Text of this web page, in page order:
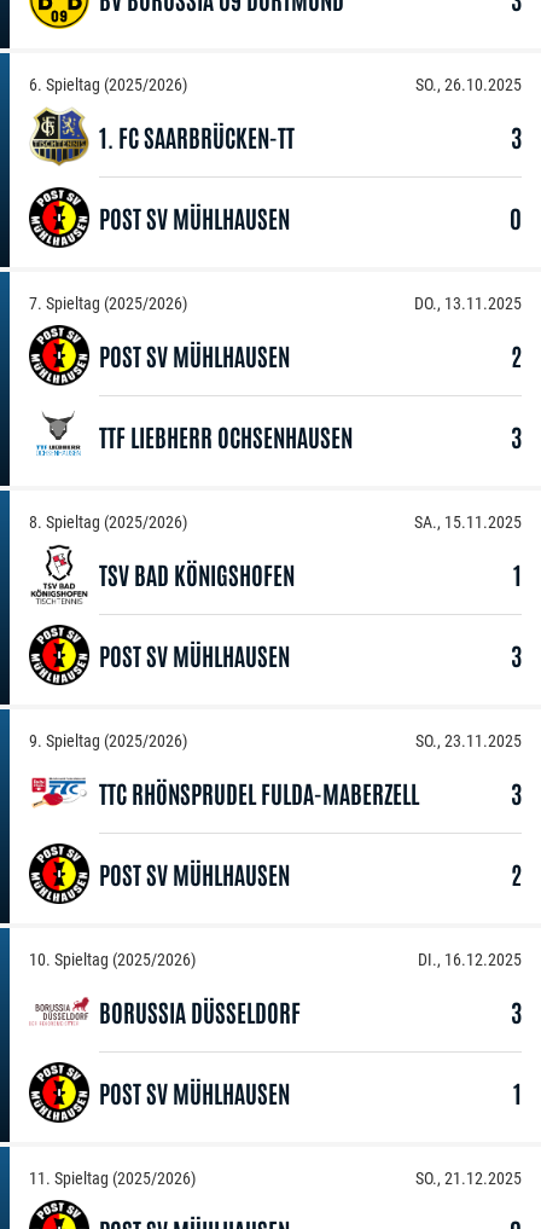
6. Spieltag (2025/2026) SO., 26.10.2025
1. FC SAARBRÜCKEN-TT 3
POST SV MÜHLHAUSEN 0
7. Spieltag (2025/2026) DO., 13.11.2025
POST SV MÜHLHAUSEN 2
TTF LIEBHERR OCHSENHAUSEN 3
8. Spieltag (2025/2026) SA., 15.11.2025
TSV BAD KÖNIGSHOFEN 1
POST SV MÜHLHAUSEN 3
9. Spieltag (2025/2026) SO., 23.11.2025
TTC RHÖNSPRUDEL FULDA-MABERZELL 3
POST SV MÜHLHAUSEN 2
10. Spieltag (2025/2026) DI., 16.12.2025
BORUSSIA DÜSSELDORF 3
POST SV MÜHLHAUSEN 1
11. Spieltag (2025/2026) SO., 21.12.2025